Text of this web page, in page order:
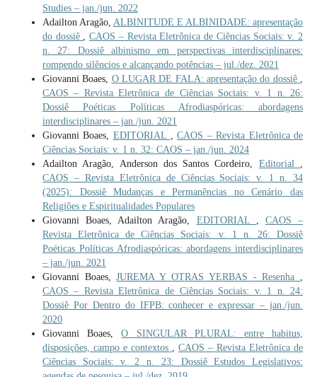
Studies – jan./jun. 2022
Adailton Aragão, ALBINITUDE E ALBINIDADE: apresentação
do dossiê
,CAOS – Revista Eletrônica de Ciências Sociais: v. 2
n. 27: Dossiê albinismo em perspectivas interdisciplinares:
rompendo silêncios e alcançando potências – jul./dez. 2021
Giovanni Boaes, O LUGAR DE FALA: apresentação do dossiê
CAOS – Revista Eletrônica de Ciências Sociais: v. 1 n. 26:
Dossiê Poéticas Políticas Afrodiaspóricas: abordagens
interdisciplinares – jan./jun. 2021
Giovanni Boaes, EDITORIAL ,CAOS – Revista Eletrônica de
Ciências Sociais: v. 1 n. 32: CAOS – jan./jun. 2024
Adailton Aragão, Anderson dos Santos Cordeiro, Editorial
CAOS – Revista Eletrônica de Ciências Sociais: v. 1 n. 34
(2025): Dossiê Mudanças e Permanências no Cenário das
Religiões e Espiritualidades Populares
Giovanni Boaes, Adailton Aragão, EDITORIAL
CAOS –
Revista Eletrônica de Ciências Sociais: v. 1 n. 26: Dossiê
Poéticas Políticas Afrodiaspóricas: abordagens interdisciplinares
– jan./jun. 2021
Giovanni Boaes,JUREMA Y OTRAS YERBAS - Resenha
CAOS – Revista Eletrônica de Ciências Sociais: v. 1 n. 24:
Dossiê Por Dentro do IFPB: conhecer e expressar – jan./jun.
2020
Giovanni Boaes,O SINGULAR PLURAL: entre habitus,
disposições, campo e contextos
,CAOS – Revista Eletrônica de
Ciências Sociais: v. 2 n. 23: Dossiê Estudos Legislativos: